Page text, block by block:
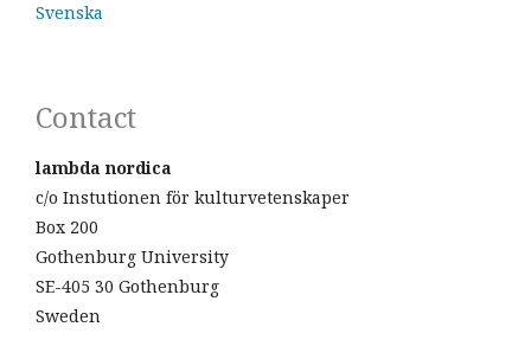
Svenska
Contact
lambda nordica
c/o Instutionen för kulturvetenskaper
Box 200
Gothenburg University
SE-405 30 Gothenburg
Sweden